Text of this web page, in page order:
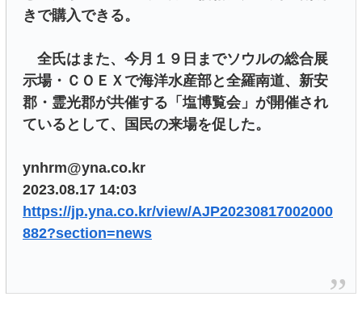
きで購入できる。
全氏はまた、今月１９日までソウルの総合展
示場・ＣＯＥＸで海洋水産部と全羅南道、新安
郡・霊光郡が共催する「塩博覧会」が開催され
ているとして、国民の来場を促した。
ynhrm@yna.co.kr
2023.08.17 14:03
https://jp.yna.co.kr/view/AJP20230817002000
882?section=news